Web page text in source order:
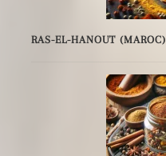
RAS-EL-HANOUT (MAROC)